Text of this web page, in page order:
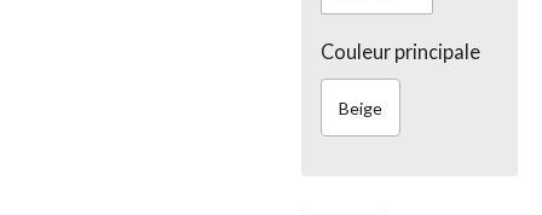
Couleur principale
Beige